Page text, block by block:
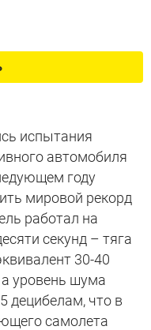
испытания
автомобиля
году
мировой рекорд
работал на
секунд – тяга
30-40
уровень шума
децибелам, что в
самолета